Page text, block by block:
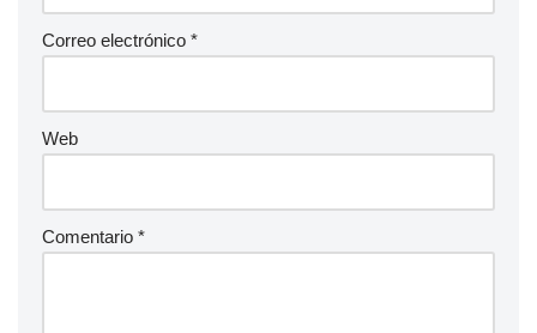
Correo electrónico *
Web
Comentario *